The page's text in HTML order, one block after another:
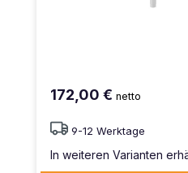
172,00 € netto
9-12 Werktage
In weiteren Varianten